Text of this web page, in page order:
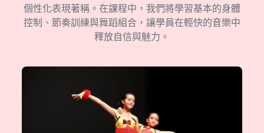
個性化表現著稱。在課程中，我們將學習基本的身體
控制、節奏訓練與舞蹈組合，讓學員在輕快的音樂中
釋放自信與魅力。